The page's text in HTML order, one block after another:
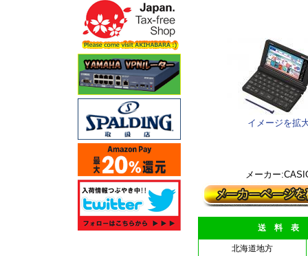
イメージを拡
メーカー
送 料 表
北海道地方